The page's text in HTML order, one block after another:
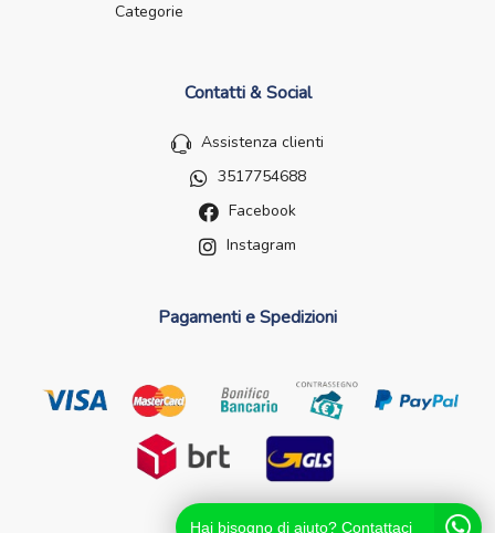
Categorie
Contatti & Social
Assistenza clienti
3517754688
Facebook
Instagram
Pagamenti e Spedizioni
Hai bisogno di aiuto? Contattaci